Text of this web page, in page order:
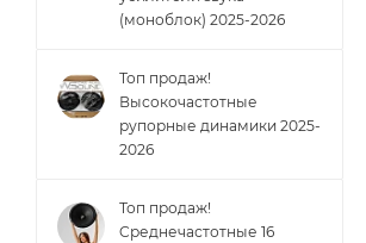
(моноблок) 2025-2026
Топ продаж!
Высокочастотные
рупорные динамики 2025-
2026
Топ продаж!
Cреднечастотные 16